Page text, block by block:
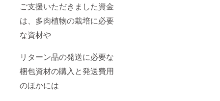
ご支援いただきました資金
は、多肉植物の栽培に必要
な資材や
リターン品の発送に必要な
梱包資材の購入と発送費用
のほかには